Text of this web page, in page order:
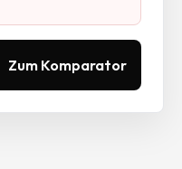
Zum Komparator